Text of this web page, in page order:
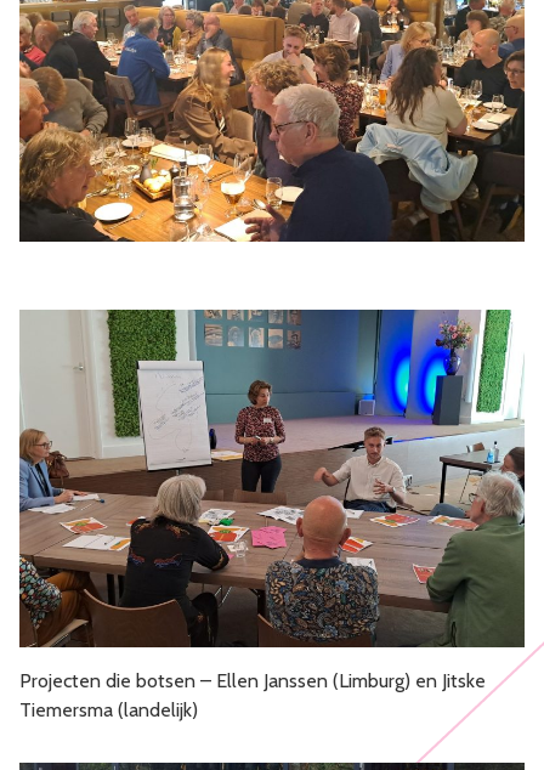
Projecten die botsen – Ellen Janssen (Limburg) en Jitske
Tiemersma (landelijk)